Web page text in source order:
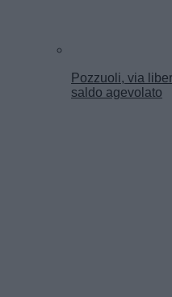
Pozzuoli, via
saldo agevolato